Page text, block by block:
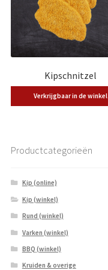
Kipschnitzel
Verkrijgbaar in de winkel
Productcategorieën
Kip (online)
Kip (winkel)
Rund (winkel)
Varken (winkel)
BBQ (winkel)
Kruiden & overige